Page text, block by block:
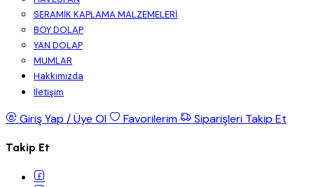
SERAMİK KAPLAMA MALZEMELERİ
BOY DOLAP
YAN DOLAP
MUMLAR
Hakkımızda
İletişim
Giriş Yap / Üye Ol Favorilerim Siparişleri Takip Et
Takip Et